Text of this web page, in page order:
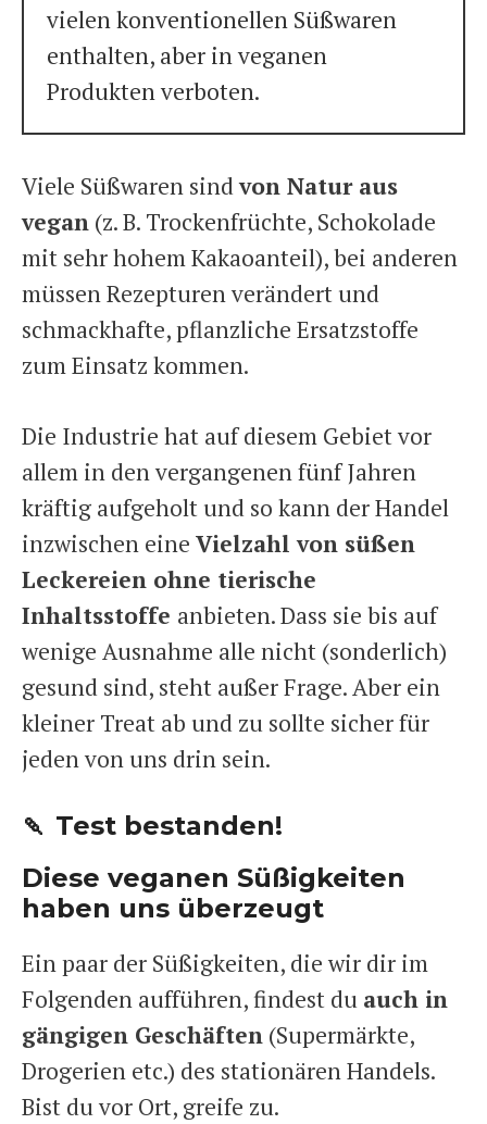
vielen konventionellen Süßwaren
enthalten, aber in veganen
Produkten verboten.
Viele Süßwaren sindvon Natur aus
vegan (z. B. Trockenfrüchte, Schokolade
mit sehr hohem Kakaoanteil), bei anderen
müssen Rezepturen verändert und
schmackhafte, pflanzliche Ersatzstoffe
zum Einsatz kommen.
Die Industrie hat auf diesem Gebiet vor
allem in den vergangenen fünf Jahren
kräftig aufgeholt und so kann der Handel
inzwischen eine Vielzahl von süßen
Leckereien ohne tierische
Inhaltsstoffe anbieten. Dass sie bis auf
wenige Ausnahme alle nicht (sonderlich)
gesund sind, steht außer Frage. Aber ein
kleiner Treat ab und zu sollte sicher für
jeden von uns drin sein.
🍡 Test bestanden!
Diese veganen Süßigkeiten
haben uns überzeugt
Ein paar der Süßigkeiten, die wir dir im
Folgenden aufführen, findest du auch in
gängigen Geschäften (Supermärkte,
Drogerien etc.) des stationären Handels.
Bist du vor Ort, greife zu.